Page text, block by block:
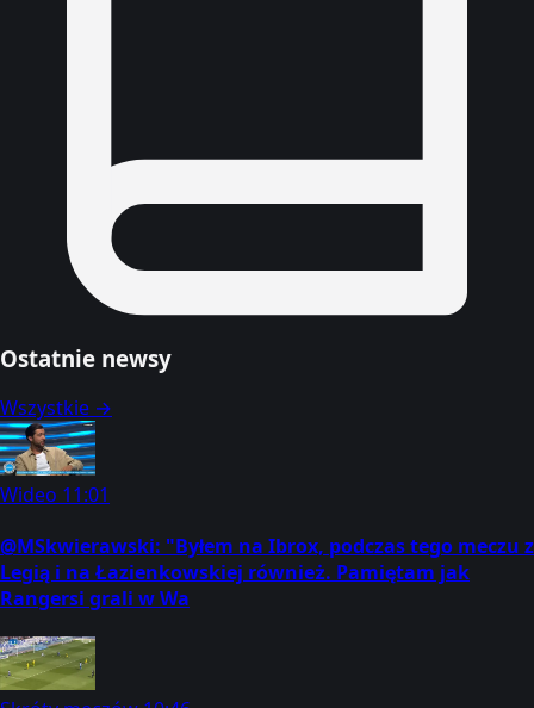
Ostatnie newsy
Wszystkie →
Wideo 11:01
@MSkwierawski: "Byłem na Ibrox, podczas tego meczu z
Legią i na Łazienkowskiej również. Pamiętam jak
Rangersi grali w Wa